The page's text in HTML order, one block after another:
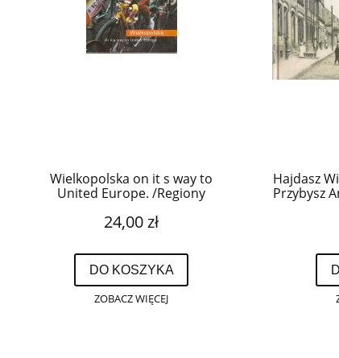
Wielkopolska on it s way to
United Europe. /Regiony
Bernadeta Ignasiak i inni.
24,00 zł
DO KOSZYKA
ZOBACZ WIĘCEJ
Hajdasz
Przybysz